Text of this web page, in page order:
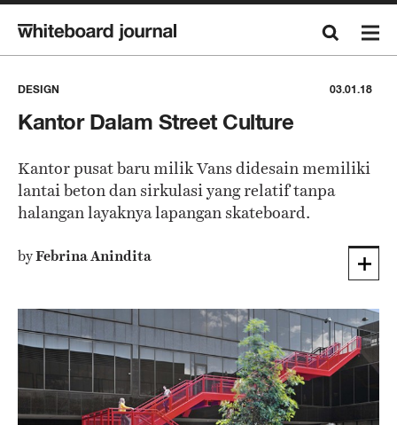
DESIGN 03.01.18
Kantor Dalam Street Culture
Kantor pusat baru milik Vans didesain memiliki
lantai beton dan sirkulasi yang relatif tanpa
halangan layaknya lapangan skateboard.
byFebrina Anindita